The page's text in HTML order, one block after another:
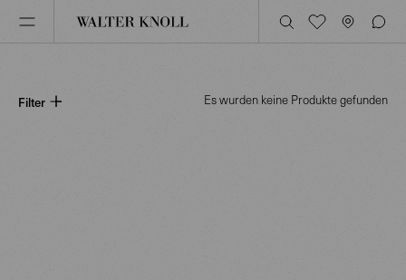
Filter Es wurden keine Produkte gefunden